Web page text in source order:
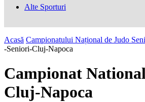
Alte Sporturi
Acasă Campionatului Național de Judo
-Seniori-Cluj-Napoca
Campionat
Cluj-Napoca